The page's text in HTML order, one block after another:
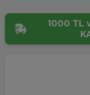
1000 TL